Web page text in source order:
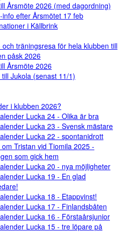
Årsmöte 2026 (med dagordning)
info efter Årsmötet 17 feb
i Källbrink
och träningsresa för hela klubben till
påsk 2026
Årsmöte 2026
Jukola (senast 11/1)
i klubben 2026?
Lucka 24 - Olika är bra
Lucka 23 - Svensk mästare
Lucka 22 - spontanidrott
om Tristan vid Tiomila 2025 -
som gick hem
Lucka 20 - nya möjligheter
Lucka 19 - En glad
Lucka 18 - Etappvinst!
Lucka 17 - Finlandsbåten
Lucka 16 - Förstaårsjunior
Lucka 15 - tre löpare på